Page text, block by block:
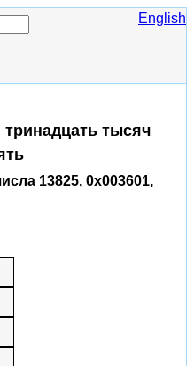
English
тринадцать тысяч
13825, 0x003601,